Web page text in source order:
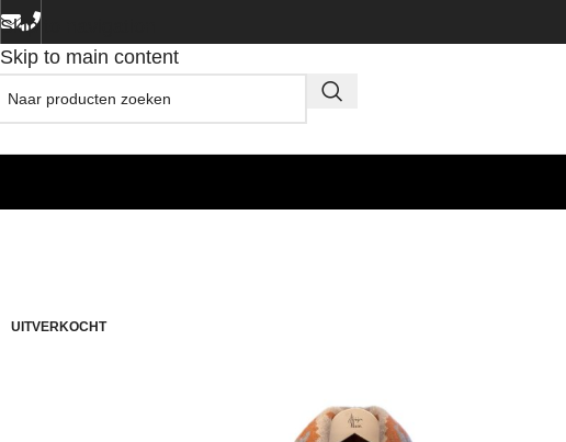
Skip to navigation
Skip to main content
UITVERKOCHT